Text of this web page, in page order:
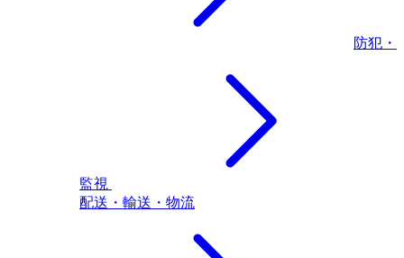
防犯・
監視
配送・輸送・物流